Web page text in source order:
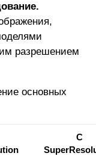
разрешением
основных
С